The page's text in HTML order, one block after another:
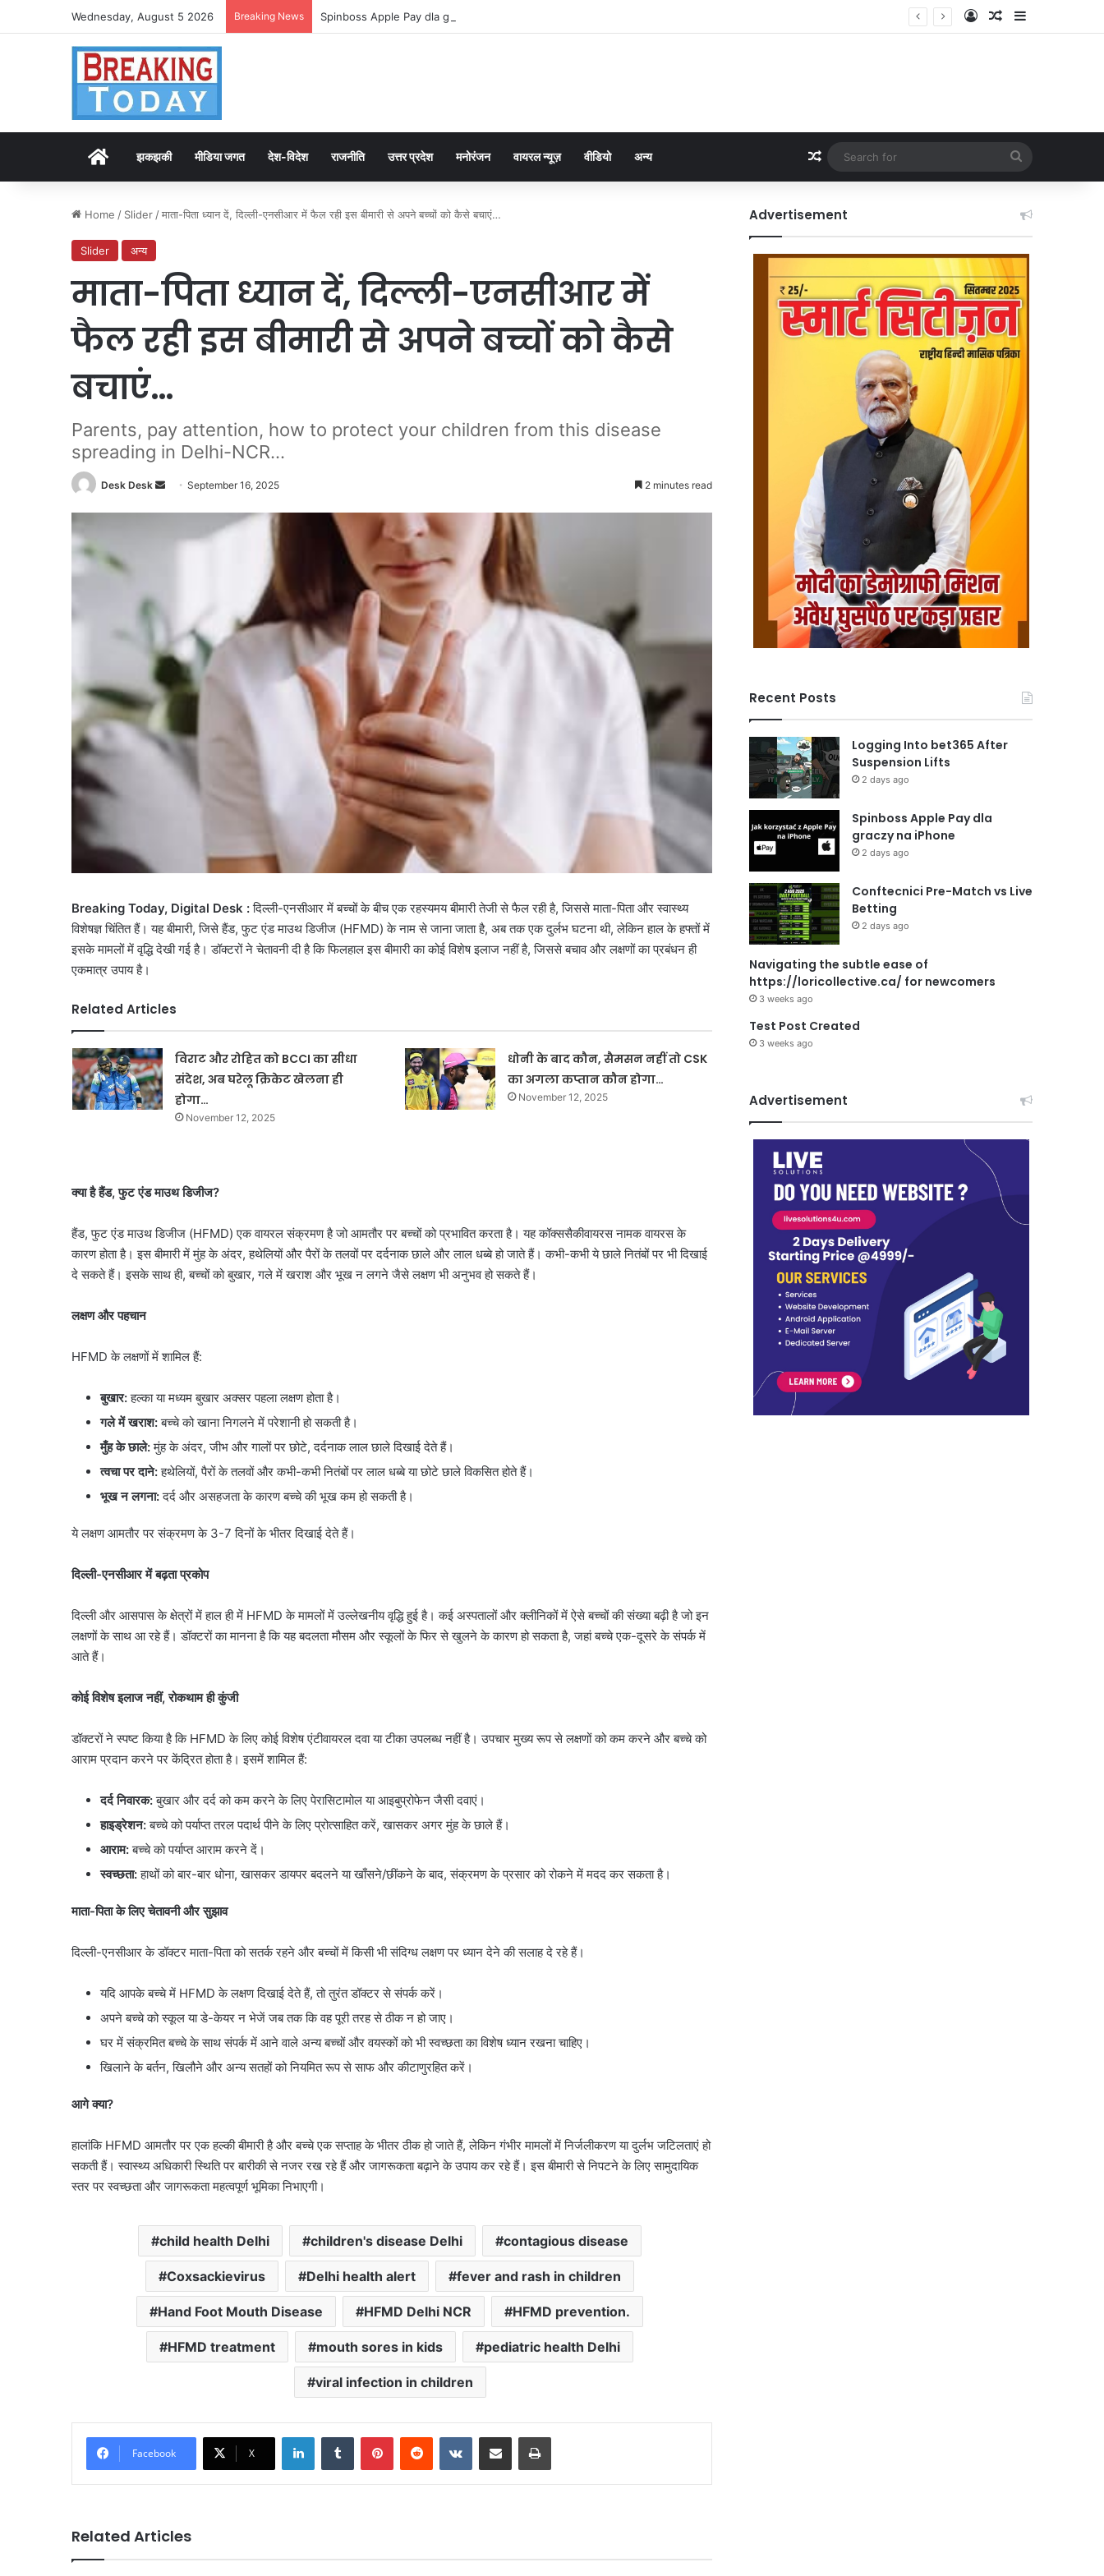
Wednesday, August 5 2026 Breaking News Spinboss Apple Pay dla graczy na iPhone Log InRandom Article
Sidebar
Homeझकझकी मीडिया जगत देश-विदेश राजनीति उत्तर प्रदेश मनोरंजन वायरल न्यूज़ वीडियो अन्य Random Article
for
Home / Slider /माता-पिता ध्यान दें, दिल्ली-एनसीआर में फैल रही इस बीमारी से अपने बच्चों को कैसे बचाएं…
Slider अन्य
माता-पिता ध्यान दें, दिल्ली-एनसीआर में
फैल रही इस बीमारी से अपने बच्चों को कैसे
बचाएं…
Parents, pay attention, how to protect your children from this disease
spreading in Delhi-NCR...
Desk Desk
Send September 16, 2025 2 minutes read
Breaking Today, Digital Desk :दिल्ली-एनसीआर में बच्चों के बीच एक रहस्यमय बीमारी तेजी से फैल रही है, जिससे माता-पिता और स्वास्थ्य
विशेषज्ञ चिंतित हैं। यह बीमारी, जिसे हैंड, फुट एंड माउथ डिजीज (HFMD) के नाम से जाना जाता है, अब तक एक दुर्लभ घटना थी, लेकिन हाल के हफ्तों में
इसके मामलों में वृद्धि देखी गई है। डॉक्टरों ने चेतावनी दी है कि फिलहाल इस बीमारी का कोई विशेष इलाज नहीं है, जिससे बचाव और लक्षणों का प्रबंधन ही
एकमात्र उपाय है।
Related Articles
विराट और रोहित को BCCI का सीधा
संदेश, अब घरेलू क्रिकेट खेलना ही
होगा…
November 12, 2025
धोनी के बाद कौन, सैमसन नहीं तो CSK
का अगला कप्तान कौन होगा…
November 12, 2025
क्या है हैंड, फुट एंड माउथ डिजीज?
हैंड, फुट एंड माउथ डिजीज (HFMD) एक वायरल संक्रमण है जो आमतौर पर बच्चों को प्रभावित करता है। यह कॉक्ससैकीवायरस नामक वायरस के
कारण होता है। इस बीमारी में मुंह के अंदर, हथेलियों और पैरों के तलवों पर दर्दनाक छाले और लाल धब्बे हो जाते हैं। कभी-कभी ये छाले नितंबों पर भी दिखाई
दे सकते हैं। इसके साथ ही, बच्चों को बुखार, गले में खराश और भूख न लगने जैसे लक्षण भी अनुभव हो सकते हैं।
लक्षण और पहचान
HFMD के लक्षणों में शामिल हैं:
बुखार:हल्का या मध्यम बुखार अक्सर पहला लक्षण होता है।
गले में खराश:बच्चे को खाना निगलने में परेशानी हो सकती है।
मुँह के छाले:मुंह के अंदर, जीभ और गालों पर छोटे, दर्दनाक लाल छाले दिखाई देते हैं।
त्वचा पर दाने:हथेलियों, पैरों के तलवों और कभी-कभी नितंबों पर लाल धब्बे या छोटे छाले विकसित होते हैं।
भूख न लगना:दर्द और असहजता के कारण बच्चे की भूख कम हो सकती है।
ये लक्षण आमतौर पर संक्रमण के 3-7 दिनों के भीतर दिखाई देते हैं।
दिल्ली-एनसीआर में बढ़ता प्रकोप
दिल्ली और आसपास के क्षेत्रों में हाल ही में HFMD के मामलों में उल्लेखनीय वृद्धि हुई है। कई अस्पतालों और क्लीनिकों में ऐसे बच्चों की संख्या बढ़ी है जो इन
लक्षणों के साथ आ रहे हैं। डॉक्टरों का मानना है कि यह बदलता मौसम और स्कूलों के फिर से खुलने के कारण हो सकता है, जहां बच्चे एक-दूसरे के संपर्क में
आते हैं।
कोई विशेष इलाज नहीं, रोकथाम ही कुंजी
डॉक्टरों ने स्पष्ट किया है कि HFMD के लिए कोई विशेष एंटीवायरल दवा या टीका उपलब्ध नहीं है। उपचार मुख्य रूप से लक्षणों को कम करने और बच्चे को
आराम प्रदान करने पर केंद्रित होता है। इसमें शामिल हैं:
दर्द निवारक:बुखार और दर्द को कम करने के लिए पेरासिटामोल या आइबुप्रोफेन जैसी दवाएं।
हाइड्रेशन:बच्चे को पर्याप्त तरल पदार्थ पीने के लिए प्रोत्साहित करें, खासकर अगर मुंह के छाले हैं।
आराम:बच्चे को पर्याप्त आराम करने दें।
स्वच्छता:हाथों को बार-बार धोना, खासकर डायपर बदलने या खाँसने/छींकने के बाद, संक्रमण के प्रसार को रोकने में मदद कर सकता है।
माता-पिता के लिए चेतावनी और सुझाव
दिल्ली-एनसीआर के डॉक्टर माता-पिता को सतर्क रहने और बच्चों में किसी भी संदिग्ध लक्षण पर ध्यान देने की सलाह दे रहे हैं।
यदि आपके बच्चे में HFMD के लक्षण दिखाई देते हैं, तो तुरंत डॉक्टर से संपर्क करें।
अपने बच्चे को स्कूल या डे-केयर न भेजें जब तक कि वह पूरी तरह से ठीक न हो जाए।
घर में संक्रमित बच्चे के साथ संपर्क में आने वाले अन्य बच्चों और वयस्कों को भी स्वच्छता का विशेष ध्यान रखना चाहिए।
खिलाने के बर्तन, खिलौने और अन्य सतहों को नियमित रूप से साफ और कीटाणुरहित करें।
आगे क्या?
हालांकि HFMD आमतौर पर एक हल्की बीमारी है और बच्चे एक सप्ताह के भीतर ठीक हो जाते हैं, लेकिन गंभीर मामलों में निर्जलीकरण या दुर्लभ जटिलताएं हो
सकती हैं। स्वास्थ्य अधिकारी स्थिति पर बारीकी से नजर रख रहे हैं और जागरूकता बढ़ाने के उपाय कर रहे हैं। इस बीमारी से निपटने के लिए सामुदायिक
स्तर पर स्वच्छता और जागरूकता महत्वपूर्ण भूमिका निभाएगी।
child health Delhi children's disease Delhi contagious disease
Coxsackievirus Delhi health alert fever and rash in children
Hand Foot Mouth Disease HFMD Delhi NCR HFMD prevention.
HFMD treatment mouth sores in kids pediatric health Delhi
viral infection in children
Facebook X
LinkedInTumblr PinterestReddit VKontakteShare via Email Print
Related Articles
Advertisement
Recent Posts
Logging Into bet365 After
Suspension Lifts
2 days ago
Spinboss Apple Pay dla
graczy na iPhone
2 days ago
Conftecnici Pre-Match vs Live
Betting
2 days ago
Navigating the subtle ease of
https://loricollective.ca/ for newcomers
3 weeks ago
Test Post Created
3 weeks ago
Advertisement